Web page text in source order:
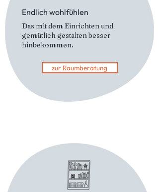
Endlich wohlfühlen
Das mit dem Einrichten und
gemütlich gestalten besser
hinbekommen.
zur Raumberatung